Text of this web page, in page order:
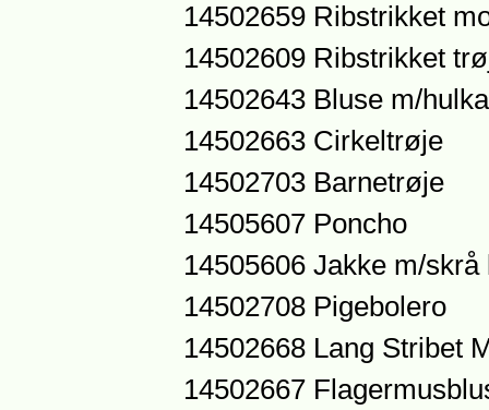
14502659 Ribstrikket
14502609 Ribstrikket
14502643 Bluse m/
14502663 Cirkeltrøje
14502703 Barnetrøje
14505607 Poncho
14505606 Jakke m/skrå
14502708 Pigebolero
14502668 Lang Stribet
14502667